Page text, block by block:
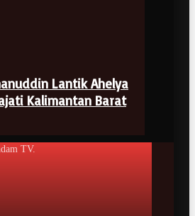
Lantik Ahelya
Kalimantan Barat
TV.